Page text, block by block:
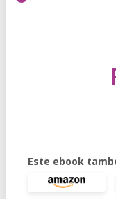
Este ebook